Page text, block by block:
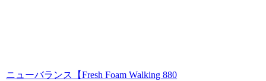
ニューバランス【Fresh Foam Walking 880